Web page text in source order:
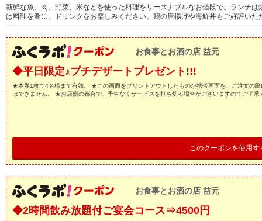
新鮮な魚、肉、野菜、米などを使った料理をリーズナブルなお値段で。ランチ
は料理を肴に、ドリンクをお楽しみください。鶏の唐揚げや海鮮丼もご好評いた
お食事とお酒の店 益元
◆平日限定♪プチデザートプレゼント!!!
★本券1枚で4名様まで有効。 ★この画面をプリントアウトしたものか携帯画面を、ご注文の
はできません。 ★お店側の都合で、予告なくサービスを打ち切る場合がございますのでご了承
このクーポンを使用す
お食事とお酒の店 益元
◆2時間飲み放題付ご宴会コース⇒4500円